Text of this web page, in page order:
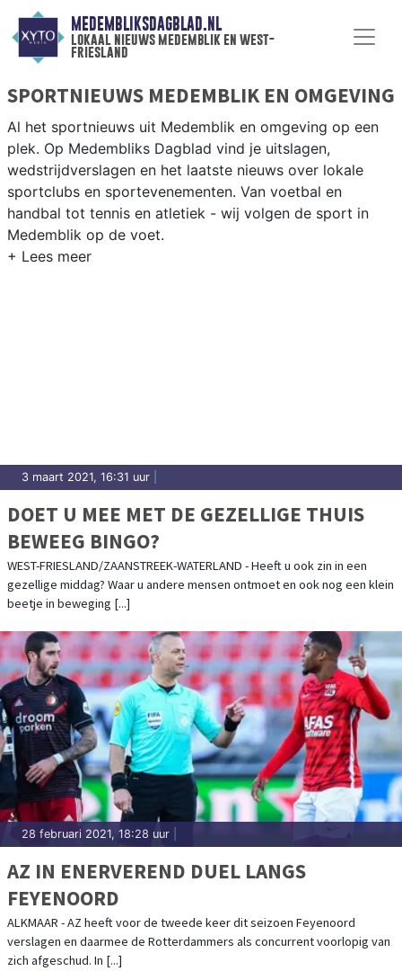
MEDEMBLIKSDAGBLAD.NL
lokaal nieuws medemblik en west-
friesland
SPORTNIEUWS MEDEMBLIK EN OMGEVING
Al het sportnieuws uit Medemblik en omgeving op een
plek. Op Medembliks Dagblad vind je uitslagen,
wedstrijdverslagen en het laatste nieuws over lokale
sportclubs en sportevenementen. Van voetbal en
handbal tot tennis en atletiek - wij volgen de sport in
Medemblik op de voet.
3 maart 2021, 16:31 uur
DOET U MEE MET DE GEZELLIGE THUIS
BEWEEG BINGO?
WEST-FRIESLAND/ZAANSTREEK-WATERLAND - Heeft u ook zin in een
gezellige middag? Waar u andere mensen ontmoet en ook nog een klein
beetje in beweging [...]
28 februari 2021, 18:28 uur
AZ IN ENERVEREND DUEL LANGS
FEYENOORD
ALKMAAR - AZ heeft voor de tweede keer dit seizoen Feyenoord
verslagen en daarmee de Rotterdammers als concurrent voorlopig van
zich afgeschud. In [...]